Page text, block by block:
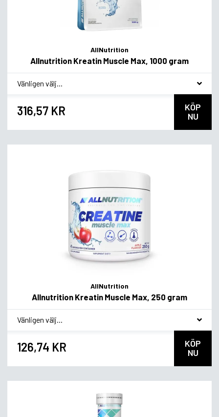
AllNutrition
Allnutrition Kreatin Muscle Max, 1000 gram
* Smakvariant
316,57 KR
KÖP
NU
AllNutrition
Allnutrition Kreatin Muscle Max, 250 gram
* Smakvariant
126,74 KR
KÖP
NU